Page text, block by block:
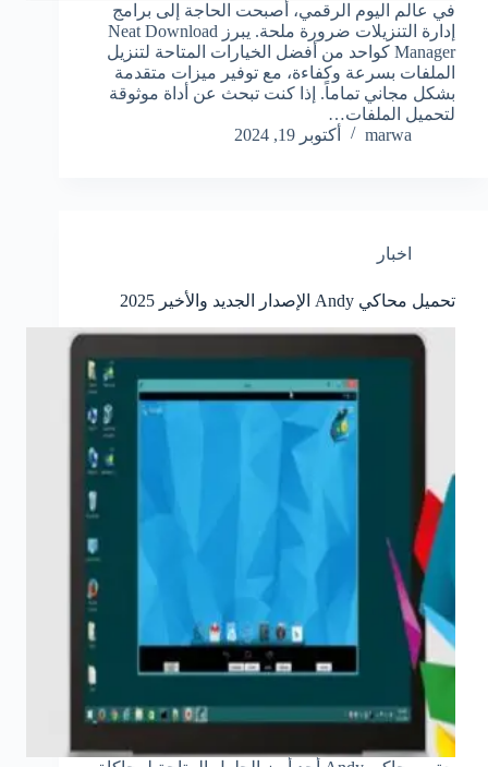
في عالم اليوم الرقمي، أصبحت الحاجة إلى برامج
إدارة التنزيلات ضرورة ملحة. يبرز Neat Download
Manager كواحد من أفضل الخيارات المتاحة لتنزيل
الملفات بسرعة وكفاءة، مع توفير ميزات متقدمة
بشكل مجاني تماماً. إذا كنت تبحث عن أداة موثوقة
لتحميل الملفات…
marwa
أكتوبر 19, 2024
اخبار
تحميل محاكي Andy الإصدار الجديد والأخير 2025